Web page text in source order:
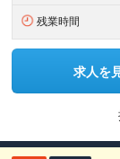
残業時間
求人を